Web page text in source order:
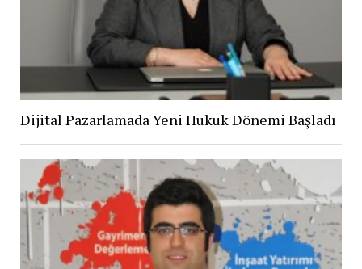
Dijital Pazarlamada Yeni Hukuk Dönemi Başladı